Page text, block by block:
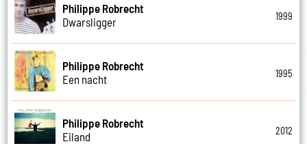
Philippe Robrecht
Dwarsligger
1999
Philippe Robrecht
Een nacht
1995
Philippe Robrecht
Eiland
2012